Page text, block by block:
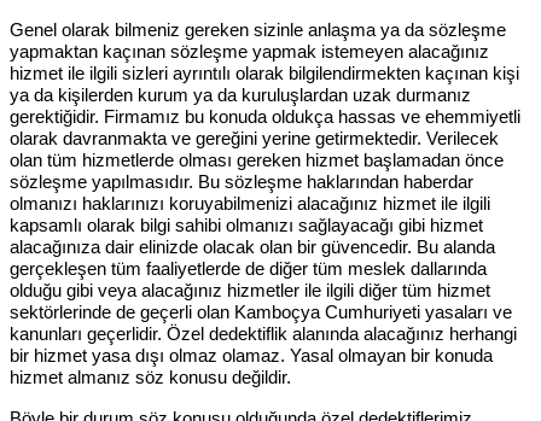
Genel olarak bilmeniz gereken sizinle anlaşma ya da sözleşme
yapmaktan kaçınan sözleşme yapmak istemeyen alacağınız
hizmet ile ilgili sizleri ayrıntılı olarak bilgilendirmekten kaçınan kişi
ya da kişilerden kurum ya da kuruluşlardan uzak durmanız
gerektiğidir. Firmamız bu konuda oldukça hassas ve ehemmiyetli
olarak davranmakta ve gereğini yerine getirmektedir. Verilecek
olan tüm hizmetlerde olması gereken hizmet başlamadan önce
sözleşme yapılmasıdır. Bu sözleşme haklarından haberdar
olmanızı haklarınızı koruyabilmenizi alacağınız hizmet ile ilgili
kapsamlı olarak bilgi sahibi olmanızı sağlayacağı gibi hizmet
alacağınıza dair elinizde olacak olan bir güvencedir. Bu alanda
gerçekleşen tüm faaliyetlerde de diğer tüm meslek dallarında
olduğu gibi veya alacağınız hizmetler ile ilgili diğer tüm hizmet
sektörlerinde de geçerli olan Kamboçya Cumhuriyeti yasaları ve
kanunları geçerlidir. Özel dedektiflik alanında alacağınız herhangi
bir hizmet yasa dışı olmaz olamaz. Yasal olmayan bir konuda
hizmet almanız söz konusu değildir.